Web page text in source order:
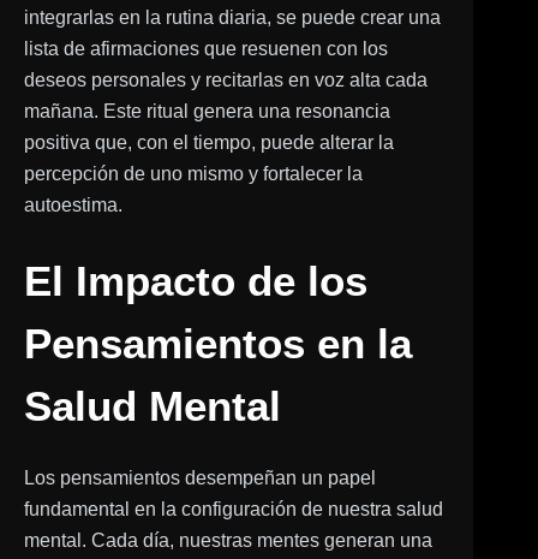
integrarlas en la rutina diaria, se puede crear una
lista de afirmaciones que resuenen con los
deseos personales y recitarlas en voz alta cada
mañana. Este ritual genera una resonancia
positiva que, con el tiempo, puede alterar la
percepción de uno mismo y fortalecer la
autoestima.
El Impacto de los
Pensamientos en la
Salud Mental
Los pensamientos desempeñan un papel
fundamental en la configuración de nuestra salud
mental. Cada día, nuestras mentes generan una